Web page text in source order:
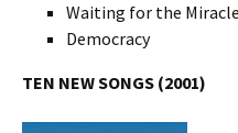
Waiting for the Miracle
Democracy
TEN NEW SONGS (2001)